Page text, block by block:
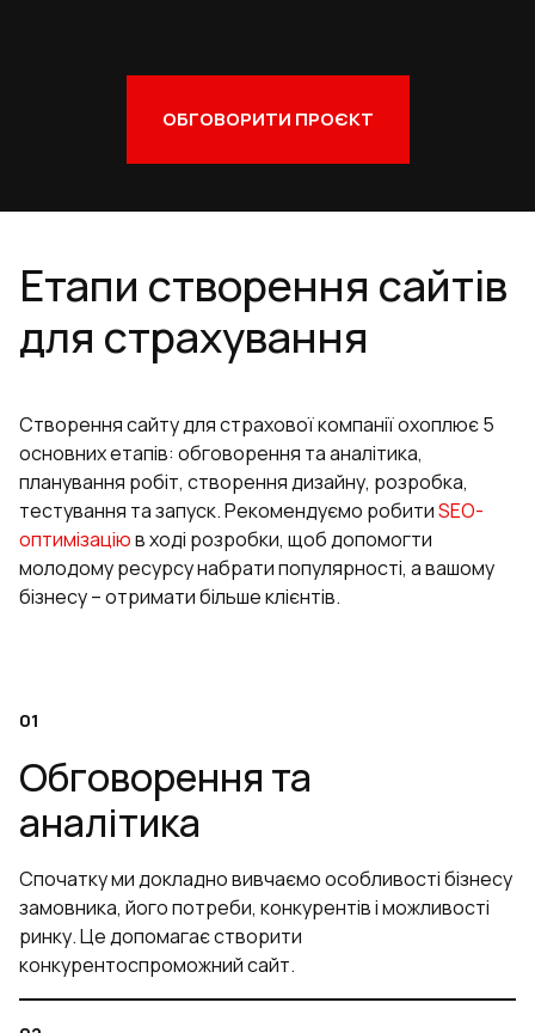
ОБГОВОРИТИ ПРОЄКТ
Етапи створення сайтів
для страхування
Створення сайту для страхової компанії охоплює 5
основних етапів: обговорення та аналітика,
планування робіт, створення дизайну, розробка,
тестування та запуск. Рекомендуємо робитиSEO-
оптимізаціюв ході розробки, щоб допомогти
молодому ресурсу набрати популярності, а вашому
бізнесу – отримати більше клієнтів.
Обговорення та
аналітика
Спочатку ми докладно вивчаємо особливості бізнесу
замовника, його потреби, конкурентів і можливості
ринку. Це допомагає створити
конкурентоспроможний сайт.